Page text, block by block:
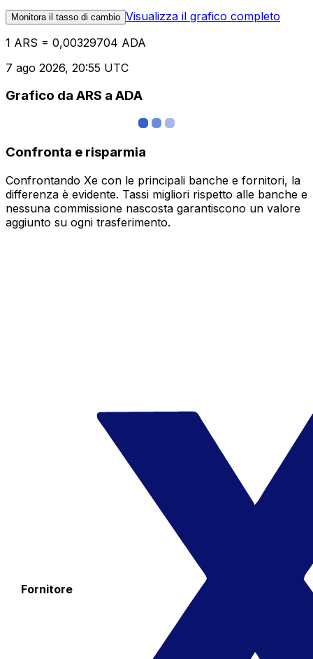
Monitora il tasso di cambio Visualizza il grafico completo
1 ARS = 0,00329704 ADA
7 ago 2026, 20:55 UTC
Grafico da ARS a ADA
Confronta e risparmia
Confrontando Xe con le principali banche e fornitori, la
differenza è evidente. Tassi migliori rispetto alle banche e
nessuna commissione nascosta garantiscono un valore
aggiunto su ogni trasferimento.
Fornitore